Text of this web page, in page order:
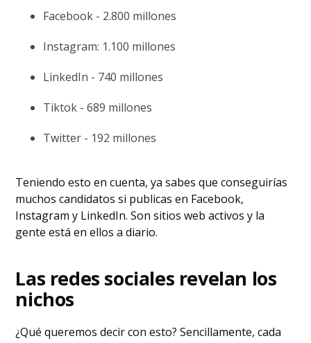
Facebook - 2.800 millones
Instagram: 1.100 millones
LinkedIn - 740 millones
Tiktok - 689 millones
Twitter - 192 millones
Teniendo esto en cuenta, ya sabes que conseguirías
muchos candidatos si publicas en Facebook,
Instagram y LinkedIn. Son sitios web activos y la
gente está en ellos a diario.
Las redes sociales revelan los
nichos
¿Qué queremos decir con esto? Sencillamente, cada